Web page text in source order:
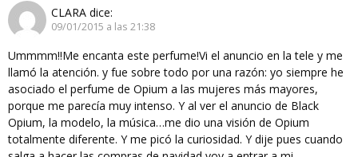
CLARA dice:
09/01/2015 a las 21:38
Ummmm!!Me encanta este perfume!Vi el anuncio en la tele y me
llamó la atención. y fue sobre todo por una razón: yo siempre he
asociado el perfume de Opium a las mujeres más mayores,
porque me parecía muy intenso. Y al ver el anuncio de Black
Opium, la modelo, la música…me dio una visión de Opium
totalmente diferente. Y me picó la curiosidad. Y dije pues cuando